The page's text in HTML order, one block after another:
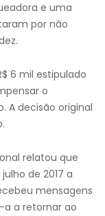
e uma
por não
6 mil estipulado
o
A decisão original
relatou que
de 2017 a
mensagens
a retornar ao